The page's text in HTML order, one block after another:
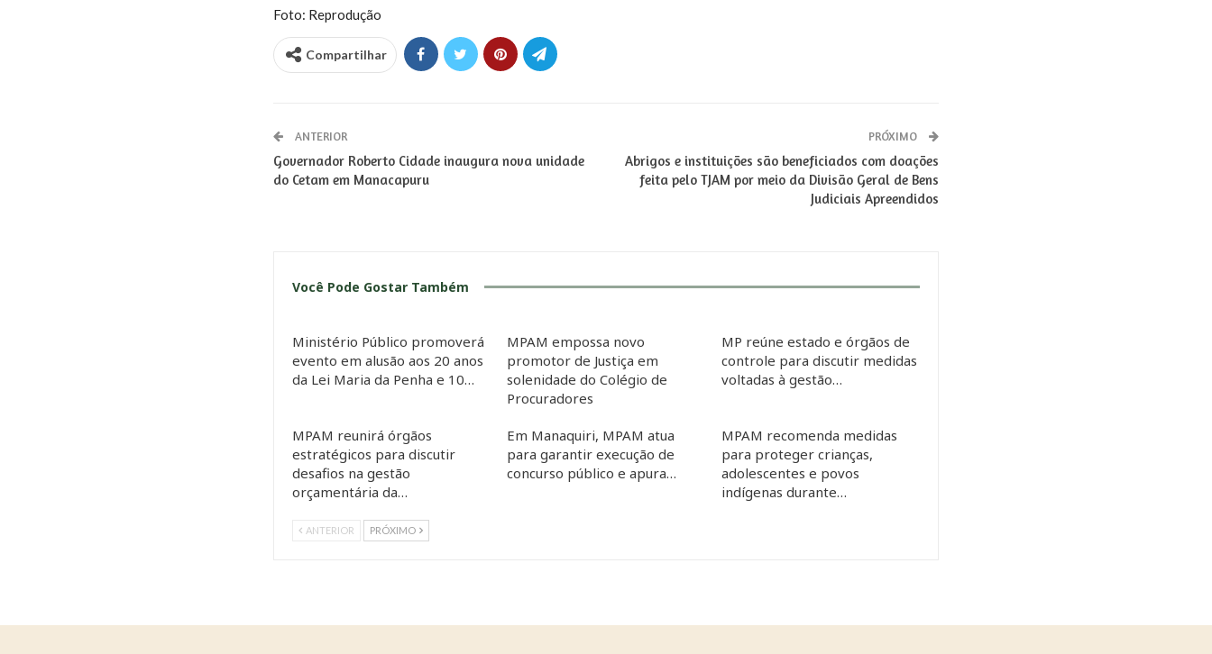
Foto: Reprodução
Compartilhar
ANTERIOR
Governador Roberto Cidade inaugura nova unidade
do Cetam em Manacapuru
PRÓXIMO
Abrigos e instituições são beneficiados com doações
feita pelo TJAM por meio da Divisão Geral de Bens
Judiciais Apreendidos
Você Pode Gostar Também
Ministério Público promoverá
evento em alusão aos 20 anos
da Lei Maria da Penha e 10…
MPAM empossa novo
promotor de Justiça em
solenidade do Colégio de
Procuradores
MP reúne estado e órgãos de
controle para discutir medidas
voltadas à gestão…
MPAM reunirá órgãos
estratégicos para discutir
desafios na gestão
orçamentária da…
Em Manaquiri, MPAM atua
para garantir execução de
concurso público e apura…
MPAM recomenda medidas
para proteger crianças,
adolescentes e povos
indígenas durante…
ANTERIOR PRÓXIMO